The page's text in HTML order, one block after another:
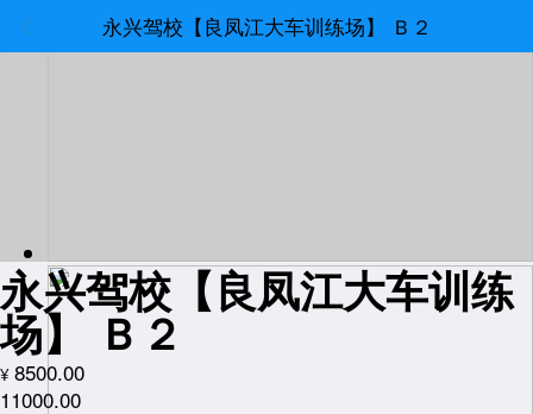
永兴驾校【良凤江大车训练场】 Ｂ２
永兴驾校【良凤江大车训练
场】 Ｂ２
¥ 8500.00
11000.00